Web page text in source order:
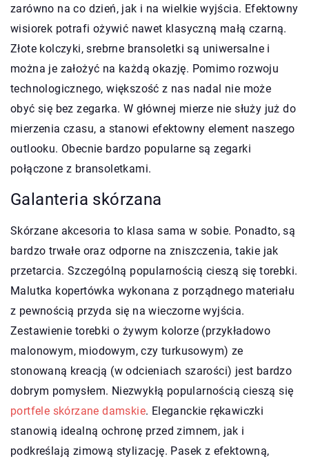
zarówno na co dzień, jak i na wielkie wyjścia. Efektowny
wisiorek potrafi ożywić nawet klasyczną małą czarną.
Złote kolczyki, srebrne bransoletki są uniwersalne i
można je założyć na każdą okazję. Pomimo rozwoju
technologicznego, większość z nas nadal nie może
obyć się bez zegarka. W głównej mierze nie służy już do
mierzenia czasu, a stanowi efektowny element naszego
outlooku. Obecnie bardzo popularne są zegarki
połączone z bransoletkami.
Galanteria skórzana
Skórzane akcesoria to klasa sama w sobie. Ponadto, są
bardzo trwałe oraz odporne na zniszczenia, takie jak
przetarcia. Szczególną popularnością cieszą się torebki.
Malutka kopertówka wykonana z porządnego materiału
z pewnością przyda się na wieczorne wyjścia.
Zestawienie torebki o żywym kolorze (przykładowo
malonowym, miodowym, czy turkusowym) ze
stonowaną kreacją (w odcieniach szarości) jest bardzo
dobrym pomysłem. Niezwykłą popularnością cieszą się
portfele skórzane damskie. Eleganckie rękawiczki
stanowią idealną ochronę przed zimnem, jak i
podkreślają zimową stylizację. Pasek z efektowną,